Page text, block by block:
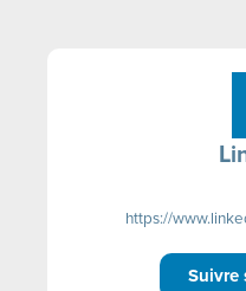
https://
Suivre